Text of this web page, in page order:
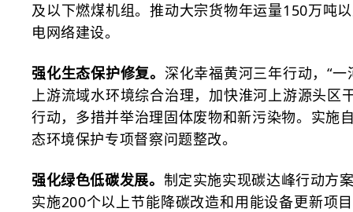
及以下燃煤机组。推动大宗货物年运量150万吨
电网络建设。
强化生态保护修复。 深化幸福黄河三年行动，“
上游流域水环境综合治理，加快淮河上游源头区
行动，多措并举治理固体废物和新污染物。实施
态环境保护专项督察问题整改。
强化绿色低碳发展。 制定实施实现碳达峰行动方
实施200个以上节能降碳改造和用能设备更新项